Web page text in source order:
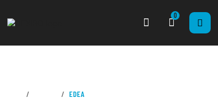
0
EDEA